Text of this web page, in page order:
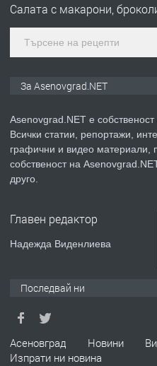
ПРЕДЛАГА
Давам
ремонт
ПРЕДЛАГА
Салата с макарони,
За Asenovgrad.NET
Asenovgrad.NET е
Всички статии, репортажи,
графични и видео материали,
собственост на
друго.
Главен редактор
Надежда Виденлиева
Последвай ни
Асеновград Новини
Изпрати ни новина